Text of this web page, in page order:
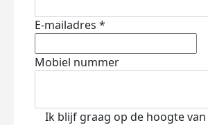
E-mailadres *
Mobiel nummer
Ik blijf graag op de hoogte van